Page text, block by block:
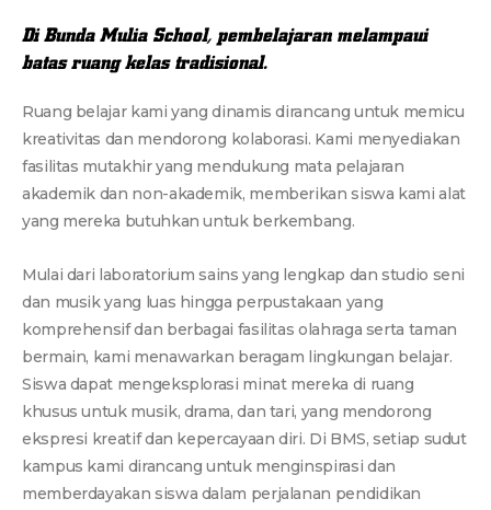
Di Bunda Mulia School, pembelajaran melampaui
batas ruang kelas tradisional.
Ruang belajar kami yang dinamis dirancang untuk memicu
kreativitas dan mendorong kolaborasi. Kami menyediakan
fasilitas mutakhir yang mendukung mata pelajaran
akademik dan non-akademik, memberikan siswa kami alat
yang mereka butuhkan untuk berkembang.
Mulai dari laboratorium sains yang lengkap dan studio seni
dan musik yang luas hingga perpustakaan yang
komprehensif dan berbagai fasilitas olahraga serta taman
bermain, kami menawarkan beragam lingkungan belajar.
Siswa dapat mengeksplorasi minat mereka di ruang
khusus untuk musik, drama, dan tari, yang mendorong
ekspresi kreatif dan kepercayaan diri. Di BMS, setiap sudut
kampus kami dirancang untuk menginspirasi dan
memberdayakan siswa dalam perjalanan pendidikan